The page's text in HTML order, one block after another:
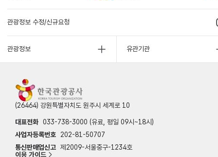
관광정보 수정/신규요청
관광정보 유관기관
(26464) 강원특별자치도 원주시 세계로 10
대표전화 033-738-3000 (유료, 평일 09시~18시)
사업자등록번호
202-81-50707
통신판매업신고 제2009-서울중구-1234호
이용 가이드